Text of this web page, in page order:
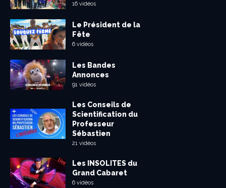
16 vidéos
Le Président de la
Fête
6 vidéos
Les Bandes
Annonces
91 vidéos
Les Conseils de
Scientification du
Professeur
Sébastien
21 vidéos
Les INSOLITES du
Grand Cabaret
6 vidéos